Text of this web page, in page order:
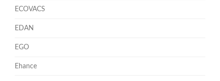
ECOVACS
EDAN
EGO
Ehance